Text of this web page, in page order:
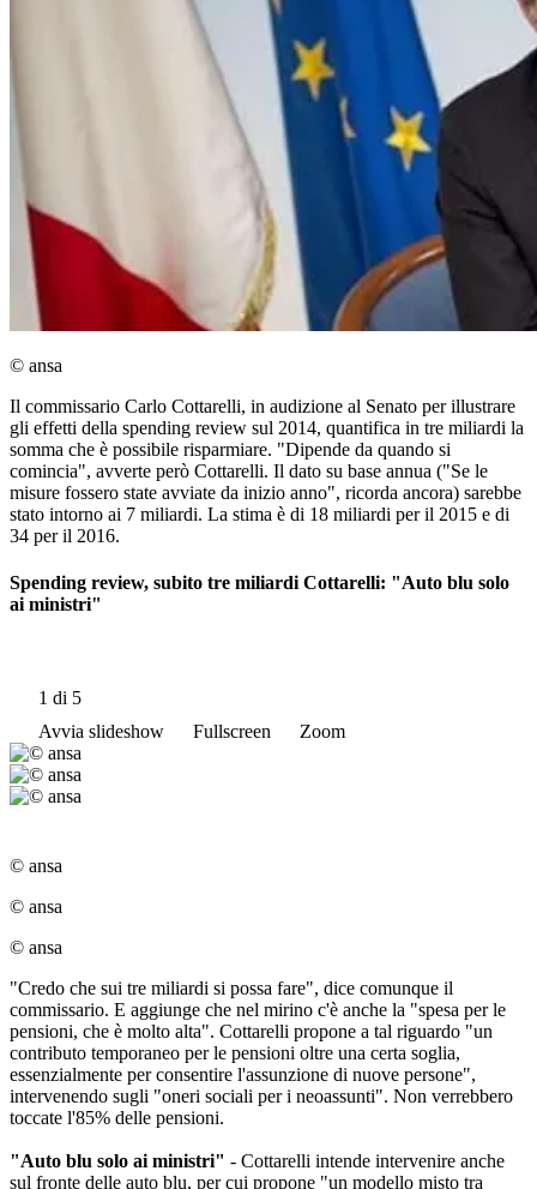
© ansa
Il commissario Carlo Cottarelli, in audizione al Senato per illustrare
gli effetti della spending review sul 2014, quantifica in tre miliardi la
somma che è possibile risparmiare. "Dipende da quando si
comincia", avverte però Cottarelli. Il dato su base annua ("Se le
misure fossero state avviate da inizio anno", ricorda ancora) sarebbe
stato intorno ai 7 miliardi. La stima è di 18 miliardi per il 2015 e di
34 per il 2016.
Spending review, subito tre miliardi Cottarelli: "Auto blu solo
ai ministri"
1 di 5
Avvia slideshow
Fullscreen Zoom
© ansa
© ansa
© ansa
"Credo che sui tre miliardi si possa fare", dice comunque il
commissario. E aggiunge che nel mirino c'è anche la "spesa per le
pensioni, che è molto alta". Cottarelli propone a tal riguardo "un
contributo temporaneo per le pensioni oltre una certa soglia,
essenzialmente per consentire l'assunzione di nuove persone",
intervenendo sugli "oneri sociali per i neoassunti". Non verrebbero
toccate l'85% delle pensioni.
"Auto blu solo ai ministri" - Cottarelli intende intervenire anche
sul fronte delle auto blu, per cui propone "un modello misto tra